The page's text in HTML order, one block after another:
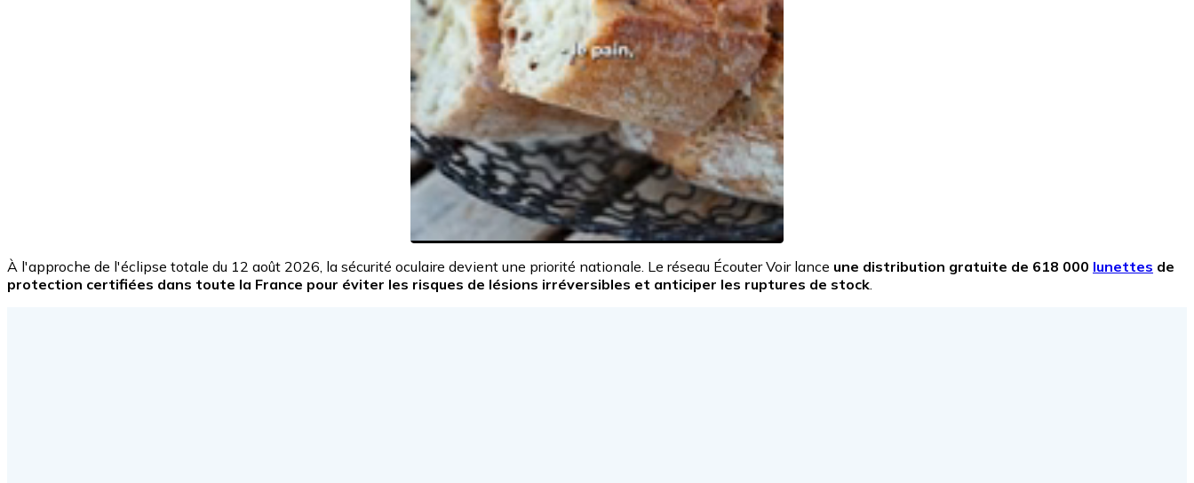
À l'approche de l'éclipse totale du 12 août 2026, la sécurité oculaire devient une priorité nationale. Le réseau Écouter Voir lance une distribution gratuite de 618 000 lunettes de
protection certifiées dans toute la France pour éviter les risques de lésions irréversibles et anticiper les ruptures de stock